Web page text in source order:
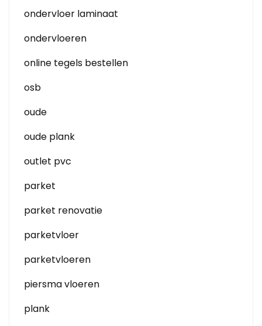
ondervloer laminaat
ondervloeren
online tegels bestellen
osb
oude
oude plank
outlet pvc
parket
parket renovatie
parketvloer
parketvloeren
piersma vloeren
plank